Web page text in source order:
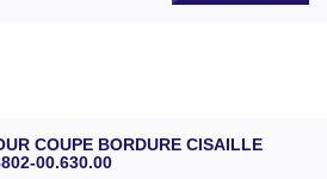
COUPE BORDURE CISAILLE
00.630.00